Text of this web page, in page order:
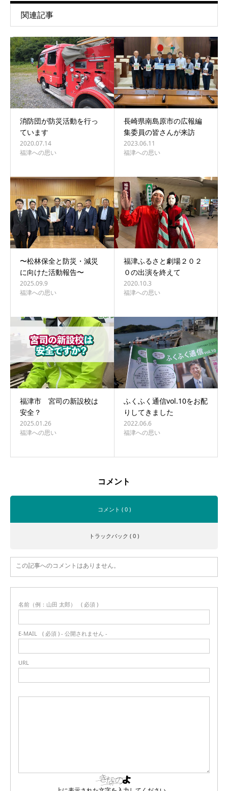
関連記事
消防団が防災活動を行っ
ています
2020.07.14
福津への思い
長崎県南島原市の広報編
集委員の皆さんが来訪
2023.06.11
福津への思い
〜松林保全と防災・減災
に向けた活動報告〜
2025.09.9
福津への思い
福津ふるさと劇場２０２
０の出演を終えて
2020.10.3
福津への思い
福津市 宮司の新設校は
安全？
2025.01.26
福津への思い
ふくふく通信vol.10をお配
りしてきました
2022.06.6
福津への思い
コメント
コメント ( 0 )
トラックバック ( 0 )
この記事へのコメントはありません。
名前（例：山田 太郎） ( 必須 )
E-MAIL ( 必須 ) - 公開されません -
URL